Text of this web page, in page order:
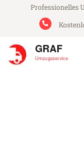
Professionelles